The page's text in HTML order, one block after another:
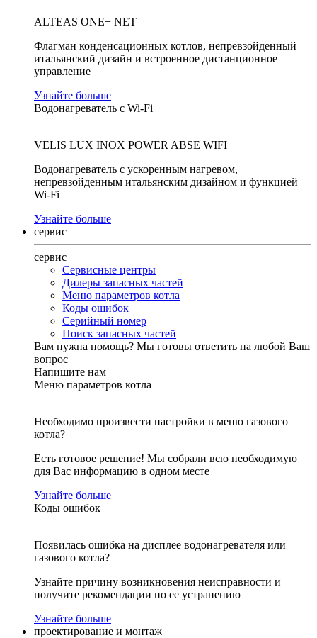
ALTEAS ONE+ NET
Флагман конденсационных котлов, непревзойденный
итальянский дизайн и встроенное дистанционное
управление
Узнайте больше
Водонагреватель с Wi-Fi
VELIS LUX INOX POWER ABSE WIFI
Водонагреватель с ускоренным нагревом,
непревзойденным итальянским дизайном и функцией
Wi-Fi
Узнайте больше
сервис
сервис
Сервисные центры
Дилеры запасных частей
Меню параметров котла
Коды ошибок
Серийный номер
Поиск запасных частей
Вам нужна помощь? Мы готовы ответить на любой Ваш
вопрос
Напишите нам
Меню параметров котла
Необходимо произвести настройки в меню газового
котла?
Есть готовое решение! Мы собрали всю необходимую
для Вас информацию в одном месте
Узнайте больше
Коды ошибок
Появилась ошибка на дисплее водонагревателя или
газового котла?
Узнайте причину возникновения неисправности и
получите рекомендации по ее устранению
Узнайте больше
проектирование и монтаж